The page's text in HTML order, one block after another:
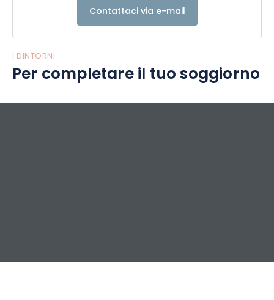
Contattaci via e-mail
I DINTORNI
Per completare il tuo soggiorno